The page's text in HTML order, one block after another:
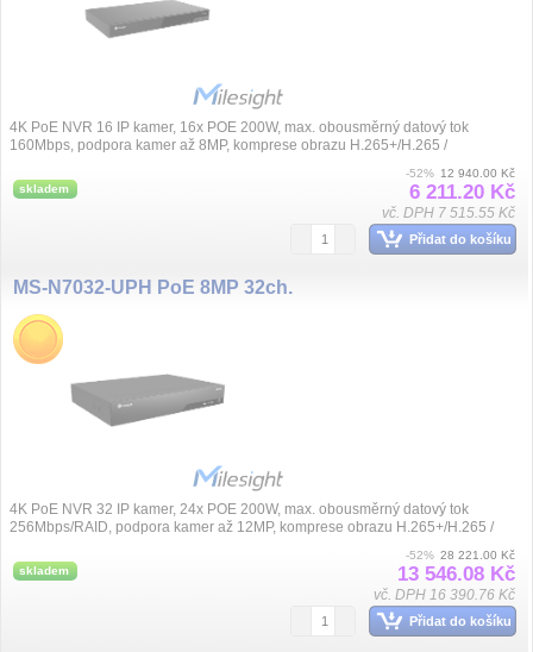
4K PoE NVR 16 IP kamer, 16x POE 200W, max. obousměrný datový tok
160Mbps, podpora kamer až 8MP, komprese obrazu H.265+/H.265 /
skladem
-52% 12 940.00 Kč
6 211.20 Kč
vč. DPH 7 515.55 Kč
Přidat do košíku
MS-N7032-UPH PoE 8MP 32ch.
4K PoE NVR 32 IP kamer, 24x POE 200W, max. obousměrný datový tok
256Mbps/RAID, podpora kamer až 12MP, komprese obrazu H.265+/H.265 /
skladem
-52% 28 221.00 Kč
13 546.08 Kč
vč. DPH 16 390.76 Kč
Přidat do košíku